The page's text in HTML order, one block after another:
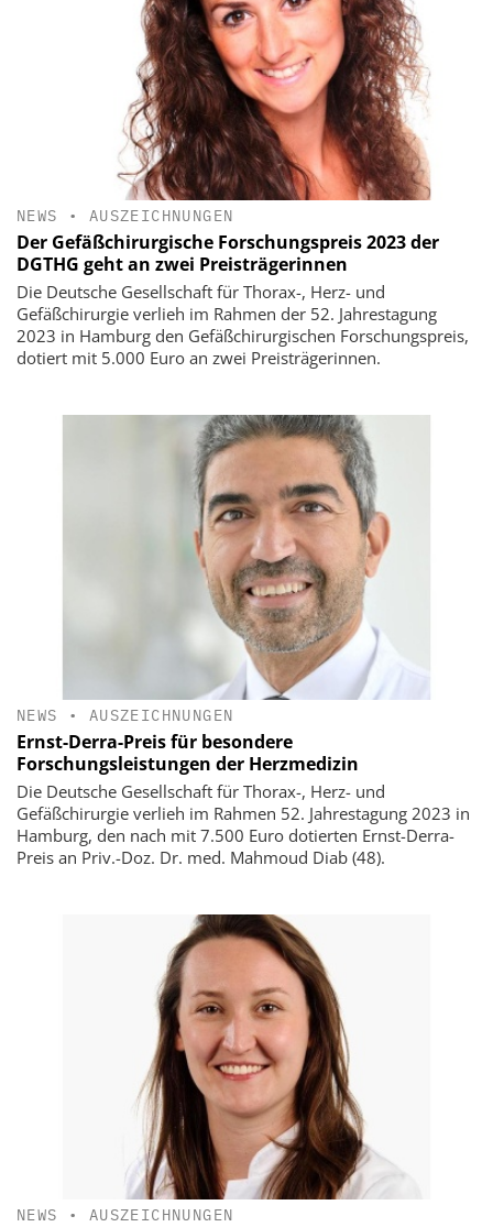
NEWS • AUSZEICHNUNGEN
Der Gefäßchirurgische Forschungspreis 2023 der
DGTHG geht an zwei Preisträgerinnen
Die Deutsche Gesellschaft für Thorax-, Herz- und
Gefäßchirurgie verlieh im Rahmen der 52. Jahrestagung
2023 in Hamburg den Gefäßchirurgischen Forschungspreis,
dotiert mit 5.000 Euro an zwei Preisträgerinnen.
NEWS • AUSZEICHNUNGEN
Ernst-Derra-Preis für besondere
Forschungsleistungen der Herzmedizin
Die Deutsche Gesellschaft für Thorax-, Herz- und
Gefäßchirurgie verlieh im Rahmen 52. Jahrestagung 2023 in
Hamburg, den nach mit 7.500 Euro dotierten Ernst-Derra-
Preis an Priv.-Doz. Dr. med. Mahmoud Diab (48).
NEWS • AUSZEICHNUNGEN